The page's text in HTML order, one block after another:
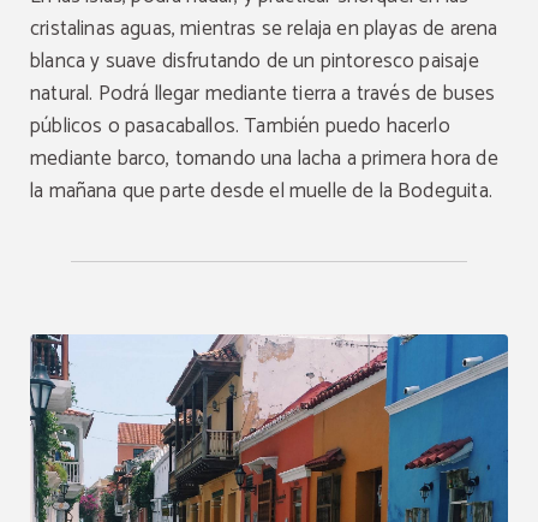
cristalinas aguas, mientras se relaja en playas de arena
blanca y suave disfrutando de un pintoresco paisaje
natural. Podrá llegar mediante tierra a través de buses
públicos o pasacaballos. También puedo hacerlo
mediante barco, tomando una lacha a primera hora de
la mañana que parte desde el muelle de la Bodeguita.
RESERVAR